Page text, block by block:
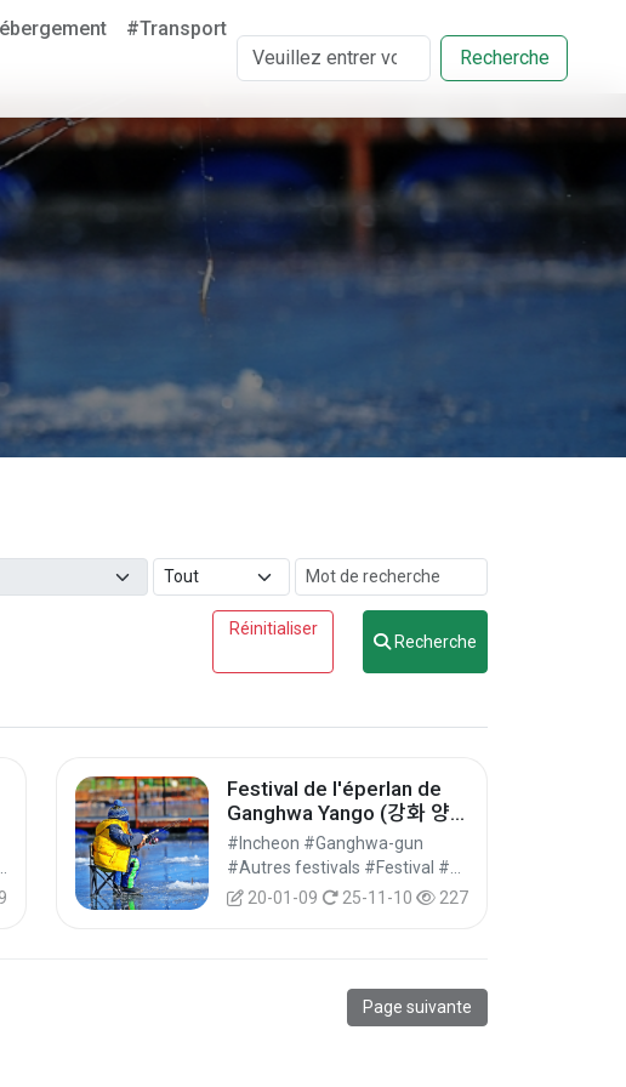
#Transport
Recherche
Réinitialiser
Recherche
Festival de l'éperlan de
Ganghwa Yango (강화 양
오 빙어축제)
#Incheon #Ganghwa-gun
20-01-09
25-11-10 227
Page suivante